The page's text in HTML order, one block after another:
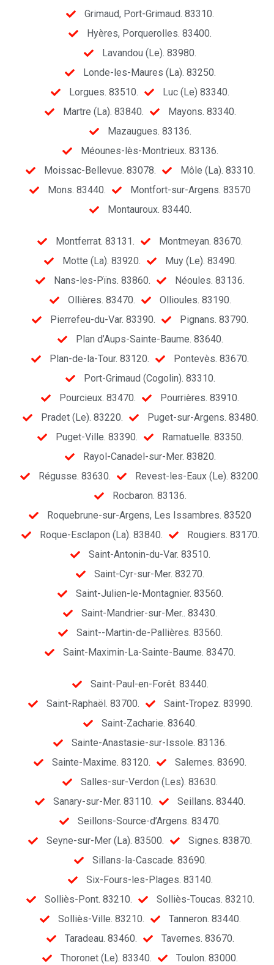
Grimaud, Port-Grimaud. 83310.
Hyères, Porquerolles. 83400.
Lavandou (Le). 83980.
Londe-les-Maures (La). 83250.
Lorgues. 83510.
Luc (Le) 83340.
Martre (La). 83840.
Mayons. 83340.
Mazaugues. 83136.
Méounes-lès-Montrieux. 83136.
Moissac-Bellevue. 83078.
Môle (La). 83310.
Mons. 83440.
Montfort-sur-Argens. 83570
Montauroux. 83440.
Montferrat. 83131.
Montmeyan. 83670.
Motte (La). 83920.
Muy (Le). 83490.
Nans-les-Pïns. 83860.
Néoules. 83136.
Ollières. 83470.
Ollioules. 83190.
Pierrefeu-du-Var. 83390.
Pignans. 83790.
Plan d’Aups-Sainte-Baume. 83640.
Plan-de-la-Tour. 83120.
Pontevès. 83670.
Port-Grimaud (Cogolin). 83310.
Pourcieux. 83470.
Pourrières. 83910.
Pradet (Le). 83220.
Puget-sur-Argens. 83480.
Puget-Ville. 83390.
Ramatuelle. 83350.
Rayol-Canadel-sur-Mer. 83820.
Régusse. 83630.
Revest-les-Eaux (Le). 83200.
Rocbaron. 83136.
Roquebrune-sur-Argens, Les Issambres. 83520
Roque-Esclapon (La). 83840.
Rougiers. 83170.
Saint-Antonin-du-Var. 83510.
Saint-Cyr-sur-Mer. 83270.
Saint-Julien-le-Montagnier. 83560.
Saint-Mandrier-sur-Mer.. 83430.
Saint--Martin-de-Pallières. 83560.
Saint-Maximin-La-Sainte-Baume. 83470.
Saint-Paul-en-Forêt. 83440.
Saint-Raphaël. 83700.
Saint-Tropez. 83990.
Saint-Zacharie. 83640.
Sainte-Anastasie-sur-Issole. 83136.
Sainte-Maxime. 83120.
Salernes. 83690.
Salles-sur-Verdon (Les). 83630.
Sanary-sur-Mer. 83110.
Seillans. 83440.
Seillons-Source-d’Argens. 83470.
Seyne-sur-Mer (La). 83500.
Signes. 83870.
Sillans-la-Cascade. 83690.
Six-Fours-les-Plages. 83140.
Solliès-Pont. 83210.
Solliès-Toucas. 83210.
Solliès-Ville. 83210.
Tanneron. 83440.
Taradeau. 83460.
Tavernes. 83670.
Thoronet (Le). 83340.
Toulon. 83000.